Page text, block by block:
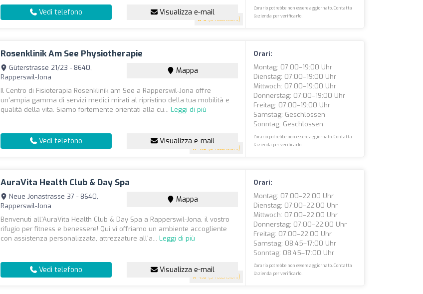
5 (5 recensioni)
Vedi telefono Visualizza e-mail
L'orario potrebbe non essere aggiornato. Contatta
l'azienda per verificarlo.
Rosenklinik Am See Physiotherapie
4.8 (5 recensioni)
Güterstrasse 21/23 - 8640,
Rapperswil-Jona
Mappa
Il Centro di Fisioterapia Rosenklinik am See a Rapperswil-Jona offre
un'ampia gamma di servizi medici mirati al ripristino della tua mobilità e
qualità della vita. Siamo fortemente orientati alla cu...Leggi di più
Vedi telefono Visualizza e-mail
Orari:
Montag: 07:00–19:00 Uhr
Dienstag: 07:00–19:00 Uhr
Mittwoch: 07:00–19:00 Uhr
Donnerstag: 07:00–19:00 Uhr
Freitag: 07:00–19:00 Uhr
Samstag: Geschlossen
Sonntag: Geschlossen
L'orario potrebbe non essere aggiornato. Contatta
l'azienda per verificarlo.
AuraVita Health Club & Day Spa
4.8 (5 recensioni)
Neue Jonastrasse 37 - 8640,
Rapperswil-Jona
Mappa
Benvenuti all'AuraVita Health Club & Day Spa a Rapperswil-Jona, il vostro
rifugio per fitness e benessere! Qui vi offriamo un ambiente accogliente
con assistenza personalizzata, attrezzature all'a...Leggi di più
Vedi telefono Visualizza e-mail
Orari:
Montag: 07:00–22:00 Uhr
Dienstag: 07:00–22:00 Uhr
Mittwoch: 07:00–22:00 Uhr
Donnerstag: 07:00–22:00 Uhr
Freitag: 07:00–22:00 Uhr
Samstag: 08:45–17:00 Uhr
Sonntag: 08:45–17:00 Uhr
L'orario potrebbe non essere aggiornato. Contatta
l'azienda per verificarlo.